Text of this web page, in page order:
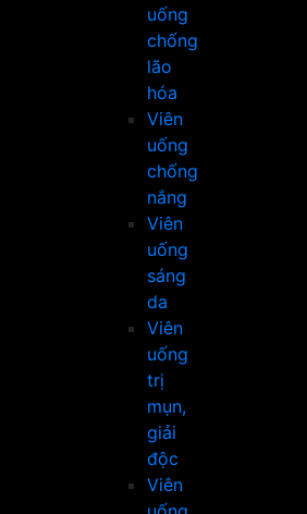
uống
chống
lão
hóa
Viên
uống
chống
nắng
Viên
uống
sáng
da
Viên
uống
trị
mụn,
giải
độc
Viên